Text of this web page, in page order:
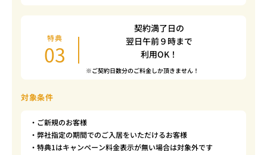
特典
03
契約満了日の
翌日午前９時まで
利用OK！
※ご契約日数分のご料金しか頂きません！
対象条件
・ご新規のお客様
・弊社指定の期間でのご入居をいただけるお客様
・特典1はキャンペーン料金表示が無い場合は対象外です